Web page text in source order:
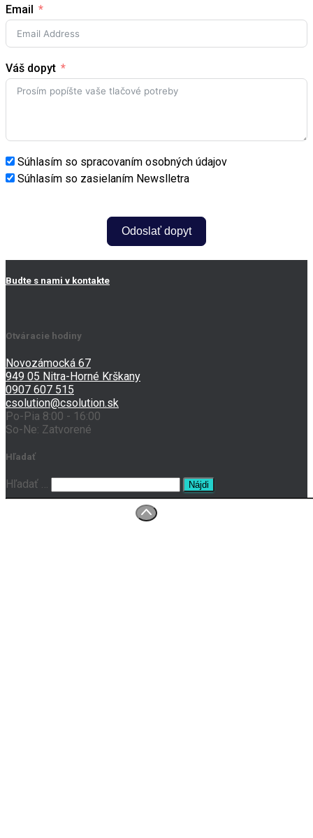
Email
Váš dopyt
Súhlasím so spracovaním osobných údajov
Súhlasím so zasielaním Newslletra
Odoslať dopyt
Budte s nami v kontakte
Otváracie hodiny
Novozámocká 67
949 05 Nitra-Horné Krškany
0907 607 515
csolution@csolution.sk
Po-Pia 8:00 - 16:00
So-Ne: Zatvorené
Hľadať
Hľadať:
Hľadať …